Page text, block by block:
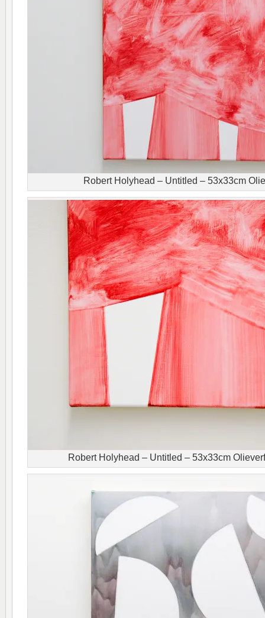
Robert Holyhead – Untitled – 53x33cm
Robert Holyhead – Untitled – 53x33cm